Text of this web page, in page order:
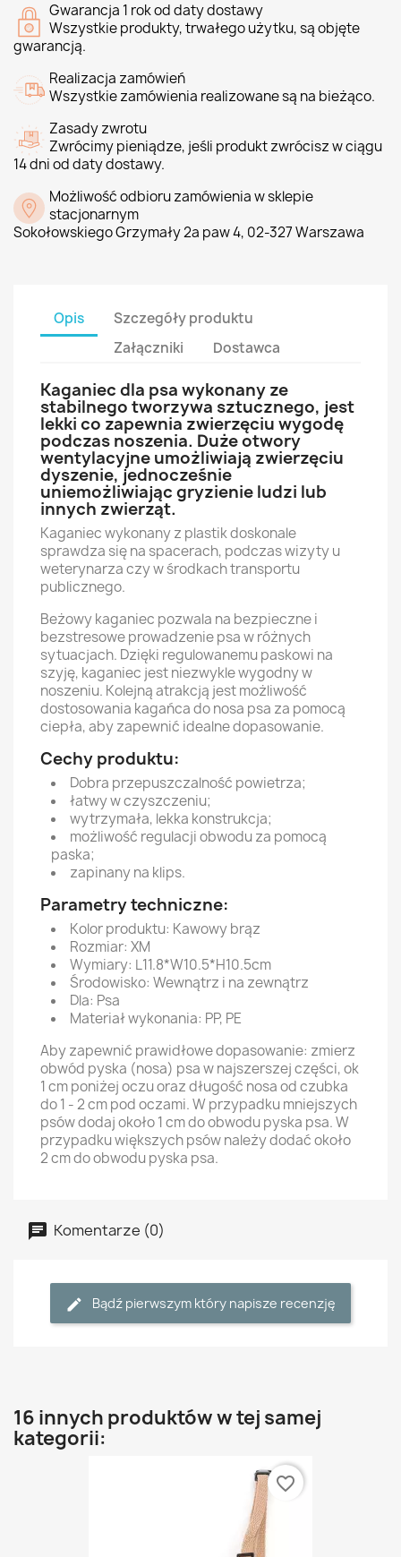
Gwarancja 1 rok od daty dostawy
Wszystkie produkty, trwałego użytku, są objęte
gwarancją.
Realizacja zamówień
Wszystkie zamówienia realizowane są na bieżąco.
Zasady zwrotu
Zwrócimy pieniądze, jeśli produkt zwrócisz w ciągu
14 dni od daty dostawy.
Możliwość odbioru zamówienia w sklepie
stacjonarnym
Sokołowskiego Grzymały 2a paw 4, 02-327 Warszawa
Opis
Szczegóły produktu
Załączniki
Dostawca
Kaganiec dla psa wykonany ze
stabilnego tworzywa sztucznego, jest
lekki co zapewnia zwierzęciu wygodę
podczas noszenia. Duże otwory
wentylacyjne umożliwiają zwierzęciu
dyszenie, jednocześnie
uniemożliwiając gryzienie ludzi lub
innych zwierząt.
Kaganiec wykonany z plastik doskonale
sprawdza się na spacerach, podczas wizyty u
weterynarza czy w środkach transportu
publicznego.
Beżowy kaganiec pozwala na bezpieczne i
bezstresowe prowadzenie psa w różnych
sytuacjach. Dzięki regulowanemu paskowi na
szyję, kaganiec jest niezwykle wygodny w
noszeniu. Kolejną atrakcją jest możliwość
dostosowania kagańca do nosa psa za pomocą
ciepła, aby zapewnić idealne dopasowanie.
Cechy produktu:
Dobra przepuszczalność powietrza;
łatwy w czyszczeniu;
wytrzymała, lekka konstrukcja;
możliwość regulacji obwodu za pomocą
paska;
zapinany na klips.
Parametry techniczne:
Kolor produktu: Kawowy brąz
Rozmiar: XM
Wymiary: L11.8*W10.5*H10.5cm
Środowisko: Wewnątrz i na zewnątrz
Dla: Psa
Materiał wykonania: PP, PE
Aby zapewnić prawidłowe dopasowanie: zmierz
obwód pyska (nosa) psa w najszerszej części, ok
1 cm poniżej oczu oraz długość nosa od czubka
do 1 - 2 cm pod oczami. W przypadku mniejszych
psów dodaj około 1 cm do obwodu pyska psa. W
przypadku większych psów należy dodać około
2 cm do obwodu pyska psa.
Komentarze (0)
Bądź pierwszym który napisze recenzję
16 innych produktów w tej samej
kategorii:
favorite_border